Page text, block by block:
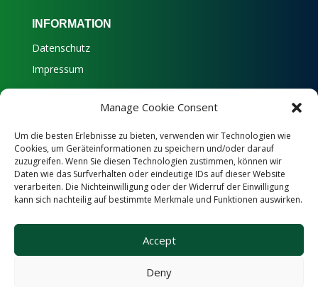
Manage Cookie Consent
Um die besten Erlebnisse zu bieten, verwenden wir Technologien wie
Cookies, um Geräteinformationen zu speichern und/oder darauf
zuzugreifen. Wenn Sie diesen Technologien zustimmen, können wir
Daten wie das Surfverhalten oder eindeutige IDs auf dieser Website
verarbeiten. Die Nichteinwilligung oder der Widerruf der Einwilligung
kann sich nachteilig auf bestimmte Merkmale und Funktionen auswirken.
Accept
Deny
INFORMATION
Datenschutz
Impressum
T +49 (0)8563-96020
H +49 (0)173 4364422
F +49 (0)8563-9602140
info@brunnader.de